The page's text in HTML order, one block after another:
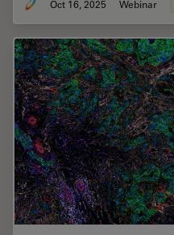
Oct 16, 2025 Webinar